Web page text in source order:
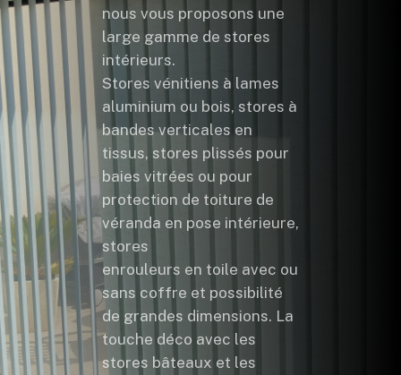
nous vous proposons une
large gamme de stores
intérieurs.
Stores vénitiens à lames
aluminium ou bois, stores à
bandes verticales en
tissus, stores plissés pour
baies vitrées ou pour
protection de toiture de
véranda en pose intérieure,
stores
enrouleurs en toile avec ou
sans coffre et possibilité
de grandes dimensions. La
touche déco avec les
stores bâteaux et les